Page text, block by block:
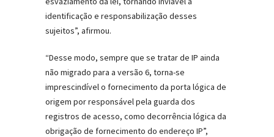
identificação e responsabilização desses
sujeitos”, afirmou.
“Desse modo, sempre que se tratar de IP ainda
não migrado para a versão 6, torna-se
imprescindível o fornecimento da porta lógica de
origem por responsável pela guarda dos
registros de acesso, como decorrência lógica da
obrigação de fornecimento do endereço IP”,